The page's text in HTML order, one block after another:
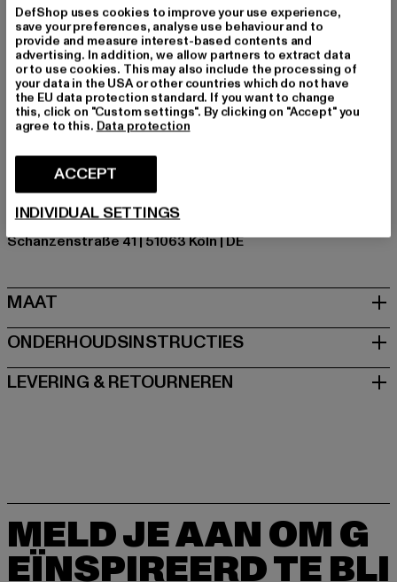
comfort en stijl verenigt.
Merk: PEQUS
Kategori: Losse jeans
Kleur: blau
Kleur fabrikant: blue washed
Materiële samenstelling: 100% Katoen
Art.Nr: 60100016-00799
Fabrikant: Urban Styles Agency GmbH & Co. KG |
agentur@urbanstylesagency.com
Schanzenstraße 41 | 51063 Köln | DE
MAAT
ONDERHOUDSINSTRUCTIES
LEVERING & RETOURNEREN
MELD JE AAN OM G
EÏNSPIREERD TE BLI
DefShop uses cookies to improve your use experience,
save your preferences, analyse use behaviour and to
provide and measure interest-based contents and
advertising. In addition, we allow partners to extract data
or to use cookies. This may also include the processing of
your data in the USA or other countries which do not have
the EU data protection standard. If you want to change
this, click on "Custom settings". By clicking on "Accept" you
agree to this. Data protection
ACCEPT
INDIVIDUAL SETTINGS